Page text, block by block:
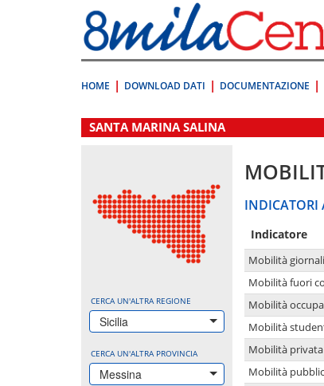
direttamente
a:
Contenuto
HOME DOWNLOAD DATI DOCUMENTAZIONE
.
SANTA MARINA SALINA
CERCA UN'ALTRA REGIONE
Sicilia
CERCA UN'ALTRA PROVINCIA
Messina
INDICATORI
Indicatore
Mobilità
Mobilità fuori
Mobilità
Mobilità
Mobilità
Mobilità